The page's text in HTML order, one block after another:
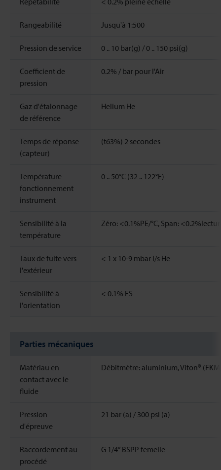
Rangeabilité Jusqu'à 1:500
Pression de service 0 .. 10 bar(g) / 0 .. 150 psi(g)
Coefficient de
pression
0.2% / bar pour l'Air
Gaz d'étalonnage
de référence
Helium He
Temps de réponse
(capteur)
(t63%) 2 secondes
Température
fonctionnement
instrument
0 .. 50°C (32 .. 122°F)
Sensibilité à la
température
Zéro: <0.1%PE/°C, Span:
Taux de fuite vers
l'extérieur
< 1 x 10-9 mbar l/s He
Sensibilité à
l'orientation
< 0.1% FS
Parties mécaniques
Matériau en
contact avec le
fluide
Débitmètre: aluminium, Viton®
Pression
d'épreuve
21 bar (a) / 300 psi (a)
Raccordement au
procédé
G 1/4” BSPP femelle